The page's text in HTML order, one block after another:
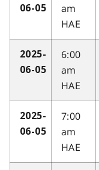
06-05
am
HAE
2025-
06-05
6:00
am
HAE
2025-
06-05
7:00
am
HAE